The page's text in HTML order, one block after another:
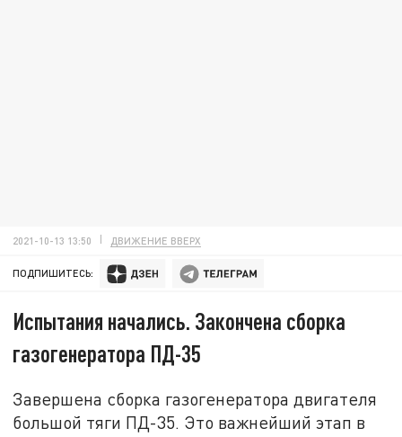
2021-10-13 13:50 ДВИЖЕНИЕ ВВЕРХ
ПОДПИШИТЕСЬ:
Испытания начались. Закончена сборка
газогенератора ПД-35
Завершена сборка газогенератора двигателя
большой тяги ПД-35. Это важнейший этап в